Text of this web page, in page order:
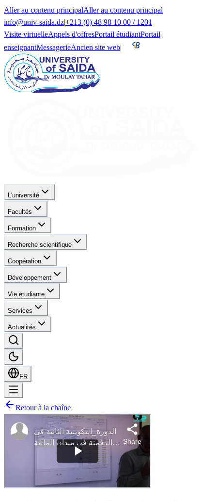
Aller au contenu principalAller au contenu principal
info@univ-saida.dz|+213 (0) 48 98 10 00 / 1201
Visite virtuelleAppels d'offresPortail étudiantPortail
enseignantMessagerieAncien site web|
L'université
Facultés
Formation
Recherche scientifique
Coopération
Développement
Vie étudiante
Services
Actualités
FR
Retour à la chaîne